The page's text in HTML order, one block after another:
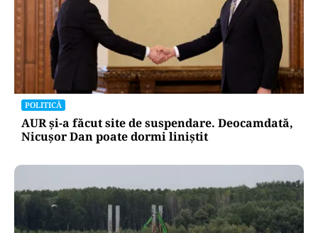
POLITICĂ
AUR și-a făcut site de suspendare. Deocamdată,
Nicușor Dan poate dormi liniștit